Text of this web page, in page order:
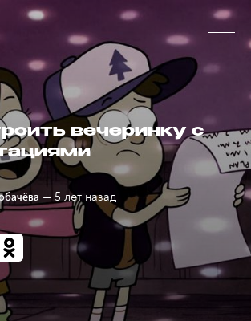
вечеринку с
— 5 лет назад